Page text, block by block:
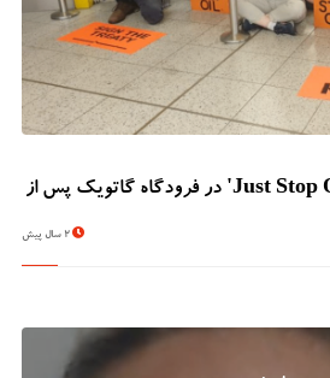
دستگیری هشت فعال 'Just Stop Oil' در فرودگاه گاتویک پس از
2 سال پیش